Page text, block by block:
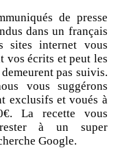
de presse
dans un français
sites internet vous
vos écrits et peut les
pas suivis.
vous suggérons
exclusifs et voués à
La recette vous
à un super
Google.